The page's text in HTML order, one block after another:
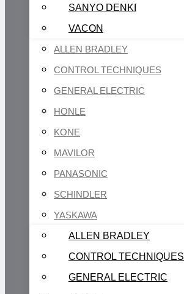
SANYO DENKI
VACON
ALLEN BRADLEY
CONTROL TECHNIQUES
GENERAL ELECTRIC
HONLE
KONE
MAVILOR
PANASONIC
SCHINDLER
YASKAWA
ALLEN BRADLEY
CONTROL TECHNIQUES
GENERAL ELECTRIC